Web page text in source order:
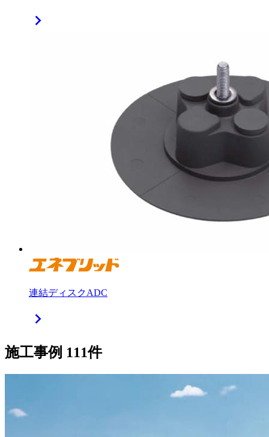
chevron_right
連結ディスクADC
chevron_right
施工事例 111件